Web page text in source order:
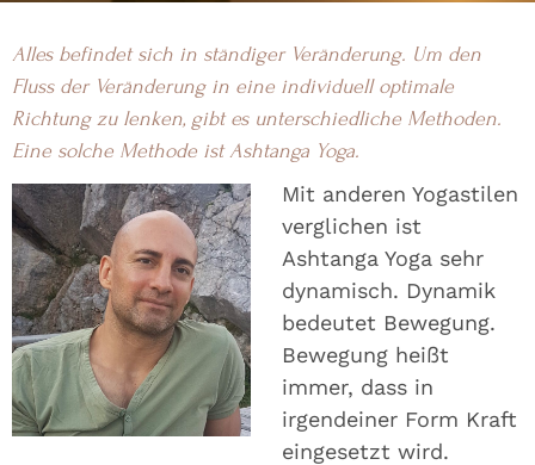
Alles befindet sich in ständiger Veränderung. Um den
Fluss der Veränderung in eine individuell optimale
Richtung zu lenken, gibt es unterschiedliche Methoden.
Eine solche Methode ist Ashtanga Yoga.
Mit anderen Yogastilen
verglichen ist
Ashtanga Yoga sehr
dynamisch. Dynamik
bedeutet Bewegung.
Bewegung heißt
immer, dass in
irgendeiner Form Kraft
eingesetzt wird.